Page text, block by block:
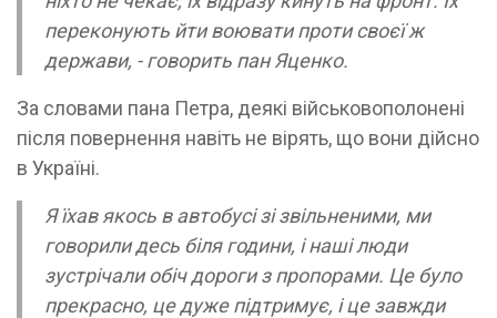
переконують йти воювати проти своєї ж
держави, - говорить пан Яценко.
За словами пана Петра, деякі військовополонені
після повернення навіть не вірять, що вони дійсно
в Україні.
Я їхав якось в автобусі зі звільненими, ми
говорили десь біля години, і наші люди
зустрічали обіч дороги з пропорами. Це було
прекрасно, це дуже підтримує, і це завжди